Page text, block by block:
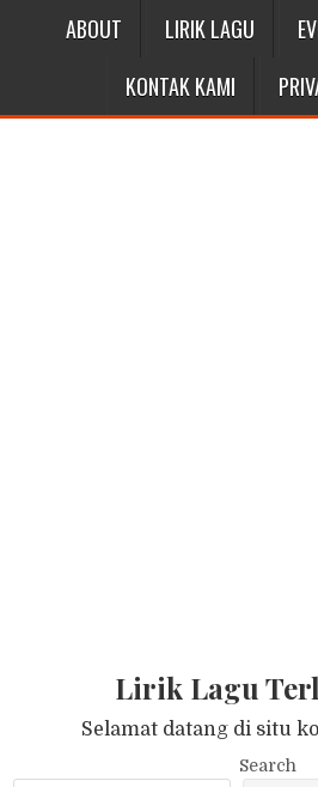
ABOUT LIRIK LAGU
KONTAK KAMI
Lirik Lagu
Selamat datang di situ
Search